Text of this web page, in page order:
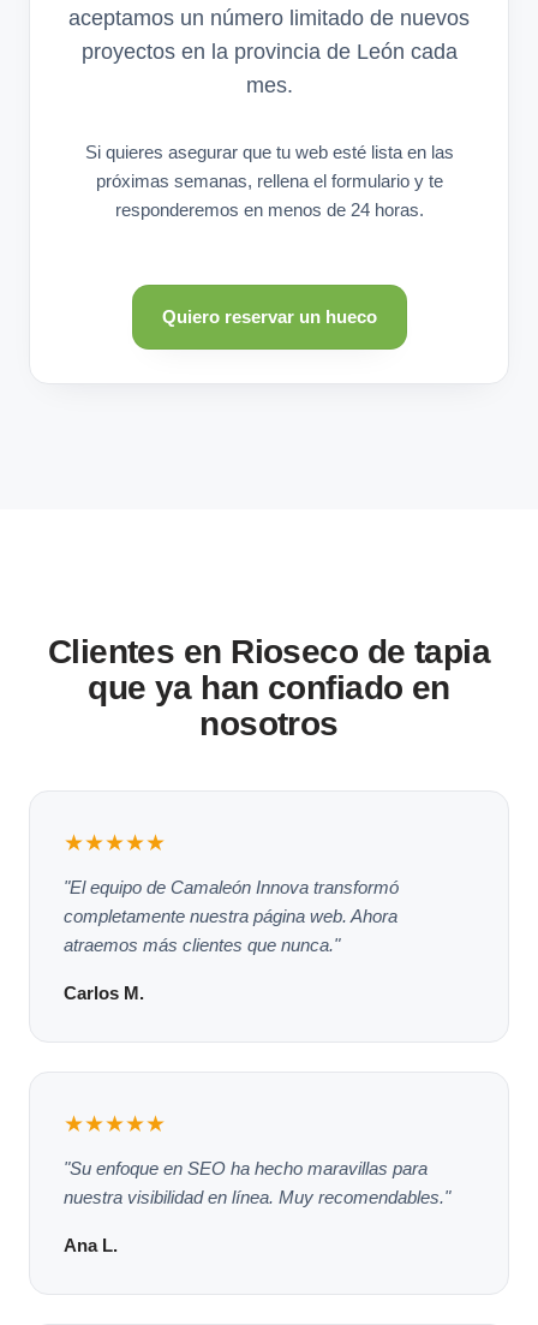
aceptamos un número limitado de nuevos
proyectos en la provincia de León cada
mes.
Si quieres asegurar que tu web esté lista en las
próximas semanas, rellena el formulario y te
responderemos en menos de 24 horas.
Quiero reservar un hueco
Clientes en Rioseco de tapia
que ya han confiado en
nosotros
★★★★★
"El equipo de Camaleón Innova transformó
completamente nuestra página web. Ahora
atraemos más clientes que nunca."
Carlos M.
★★★★★
"Su enfoque en SEO ha hecho maravillas para
nuestra visibilidad en línea. Muy recomendables."
Ana L.